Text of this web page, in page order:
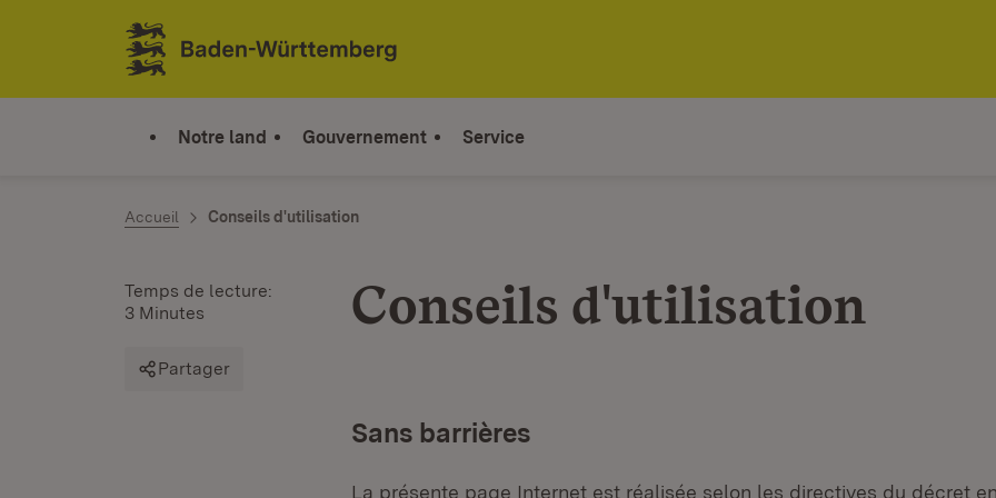
Sauter au contenu
Link zur Startseite
Notre land Gouvernement Service
Accueil Conseils d'utilisation
Conseils d'utilisation
Temps de lecture:
3 Minutes
Partager
Sans barrières
La présente page Internet est réalisée selon les directives du décret